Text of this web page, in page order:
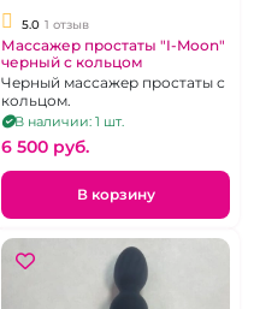
5.0 1 отзыв
Массажер простаты "I-Moon"
черный с кольцом
Черный массажер простаты с
кольцом.
В наличии: 1 шт.
6 500 pуб.
В корзину